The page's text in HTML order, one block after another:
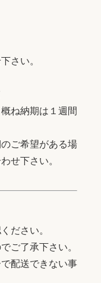
さい。
ね納期は１週間
ご希望がある場
せ下さい。
ださい。
ご了承下さい。
配送できない事